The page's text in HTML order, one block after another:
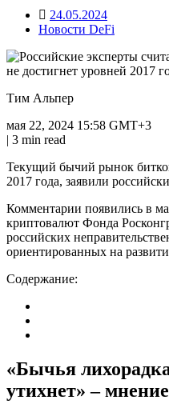
24.05.2024
Новости DeFi
Тим Альпер
мая 22, 2024 15:58 GMT+3
| 3 min read
Текущий бычий рынок
2017 года, заявили
Комментарии появились в
криптовалют Фонда
российских
ориентированных на
Содержание:
«Бычья
утихнет» –